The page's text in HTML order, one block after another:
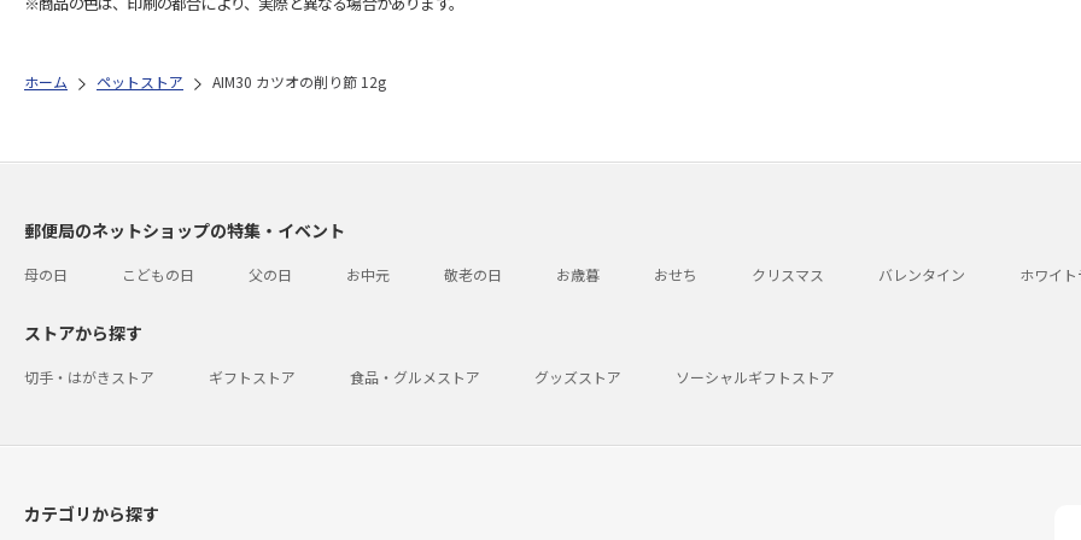
ホーム ペットストア AIM30 カツオの削り節 12g
郵便局のネットショップの特集・イベント
母の日 こどもの日 父の日 お中元 敬老の日 お歳暮 おせち クリスマス バレンタイン ホワイ
ストアから探す
切手・はがきストア ギフトストア 食品・グルメストア グッズストア ソーシャルギフトストア
カテゴリから探す